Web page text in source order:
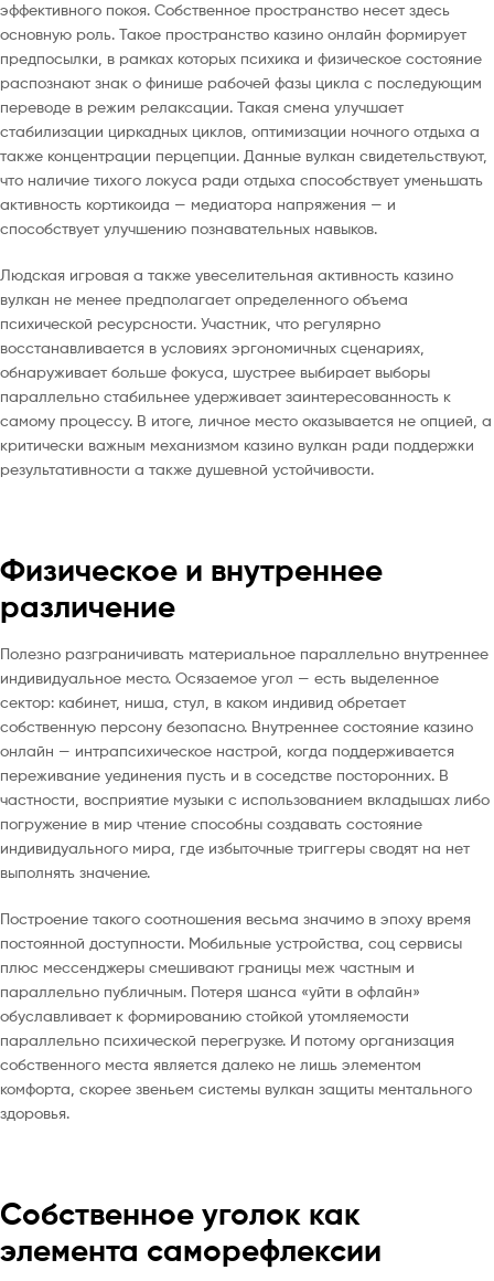
эффективного покоя. Собственное пространство несет здесь
основную роль. Такое пространство казино онлайн формирует
предпосылки, в рамках которых психика и физическое состояние
распознают знак о финише рабочей фазы цикла с последующим
переводе в режим релаксации. Такая смена улучшает
стабилизации циркадных циклов, оптимизации ночного отдыха а
также концентрации перцепции. Данные вулкан свидетельствуют,
что наличие тихого локуса ради отдыха способствует уменьшать
активность кортикоида — медиатора напряжения — и
способствует улучшению познавательных навыков.
Людская игровая а также увеселительная активность казино
вулкан не менее предполагает определенного объема
психической ресурсности. Участник, что регулярно
восстанавливается в условиях эргономичных сценариях,
обнаруживает больше фокуса, шустрее выбирает выборы
параллельно стабильнее удерживает заинтересованность к
самому процессу. В итоге, личное место оказывается не опцией, а
критически важным механизмом казино вулкан ради поддержки
результативности а также душевной устойчивости.
Физическое и внутреннее
различение
Полезно разграничивать материальное параллельно внутреннее
индивидуальное место. Осязаемое угол — есть выделенное
сектор: кабинет, ниша, стул, в каком индивид обретает
собственную персону безопасно. Внутреннее состояние казино
онлайн — интрапсихическое настрой, когда поддерживается
переживание уединения пусть и в соседстве посторонних. В
частности, восприятие музыки с использованием вкладышах либо
погружение в мир чтение способны создавать состояние
индивидуального мира, где избыточные триггеры сводят на нет
выполнять значение.
Построение такого соотношения весьма значимо в эпоху время
постоянной доступности. Мобильные устройства, соц сервисы
плюс мессенджеры смешивают границы меж частным и
параллельно публичным. Потеря шанса «уйти в офлайн»
обуславливает к формированию стойкой утомляемости
параллельно психической перегрузке. И потому организация
собственного места является далеко не лишь элементом
комфорта, скорее звеньем системы вулкан защиты ментального
здоровья.
Собственное уголок как
элемента саморефлексии